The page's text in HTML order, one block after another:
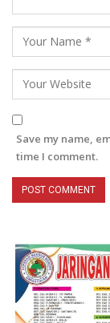
Save my name,
time I comment.